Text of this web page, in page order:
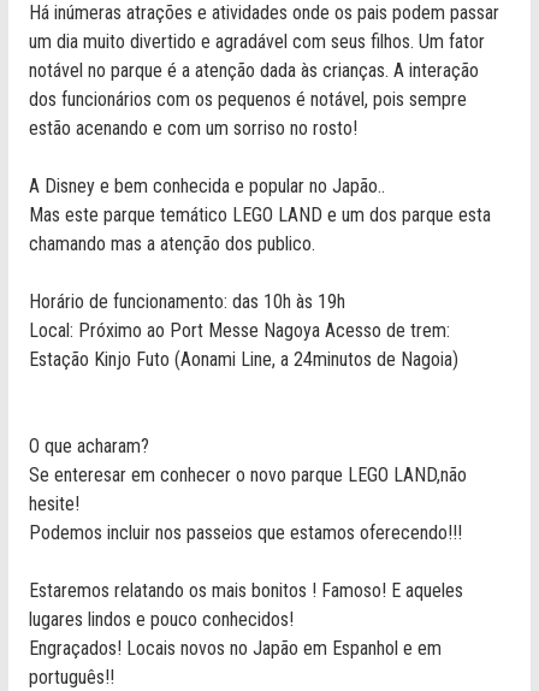
Há inúmeras atrações e atividades onde os pais podem passar
um dia muito divertido e agradável com seus filhos. Um fator
notável no parque é a atenção dada às crianças. A interação
dos funcionários com os pequenos é notável, pois sempre
estão acenando e com um sorriso no rosto!
A Disney e bem conhecida e popular no Japão..
Mas este parque temático LEGO LAND e um dos parque esta
chamando mas a atenção dos publico.
Horário de funcionamento: das 10h às 19h
Local: Próximo ao Port Messe Nagoya Acesso de trem:
Estação Kinjo Futo (Aonami Line, a 24minutos de Nagoia)
O que acharam?
Se enteresar em conhecer o novo parque LEGO LAND,não
hesite!
Podemos incluir nos passeios que estamos oferecendo!!!
Estaremos relatando os mais bonitos ! Famoso! E aqueles
lugares lindos e pouco conhecidos!
Engraçados! Locais novos no Japão em Espanhol e em
português!!